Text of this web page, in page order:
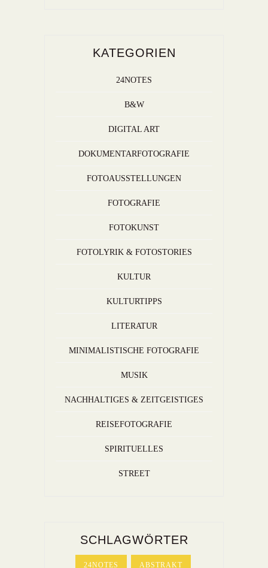
KATEGORIEN
24NOTES
B&W
DIGITAL ART
DOKUMENTARFOTOGRAFIE
FOTOAUSSTELLUNGEN
FOTOGRAFIE
FOTOKUNST
FOTOLYRIK & FOTOSTORIES
KULTUR
KULTURTIPPS
LITERATUR
MINIMALISTISCHE FOTOGRAFIE
MUSIK
NACHHALTIGES & ZEITGEISTIGES
REISEFOTOGRAFIE
SPIRITUELLES
STREET
SCHLAGWÖRTER
24NOTES ABSTRAKT